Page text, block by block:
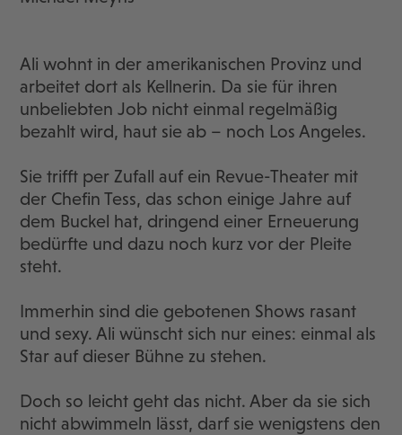
Ali wohnt in der amerikanischen Provinz und
arbeitet dort als Kellnerin. Da sie für ihren
unbeliebten Job nicht einmal regelmäßig
bezahlt wird, haut sie ab – noch Los Angeles.
Sie trifft per Zufall auf ein Revue-Theater mit
der Chefin Tess, das schon einige Jahre auf
dem Buckel hat, dringend einer Erneuerung
bedürfte und dazu noch kurz vor der Pleite
steht.
Immerhin sind die gebotenen Shows rasant
und sexy. Ali wünscht sich nur eines: einmal als
Star auf dieser Bühne zu stehen.
Doch so leicht geht das nicht. Aber da sie sich
nicht abwimmeln lässt, darf sie wenigstens den